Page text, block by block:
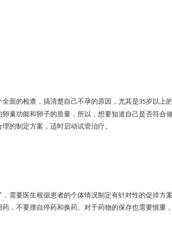
面的检查，搞清楚自己不孕的原因，尤其是35岁以上
巢功能和卵子的质量，所以，想要知道自己是否符合
的制定方案，适时启动试管治疗。
需要医生根据患者的个体情况制定有针对性的促排方
，不要擅自停药和换药。对于药物的保存也需要慎重